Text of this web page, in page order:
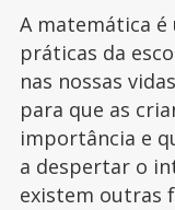
A matemática é
práticas da
nas nossas
para que as
importância e
a despertar o
existem outras